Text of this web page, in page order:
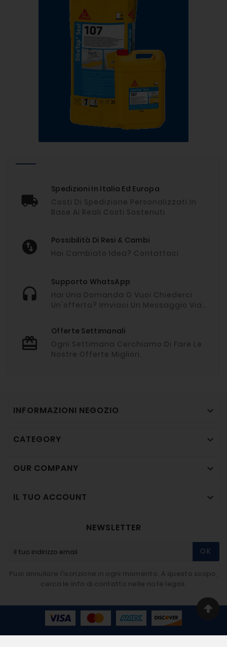
Spedizioni In Italia Ed Europa
Costi Di Spedizione Personalizzati In
Base Ai Reali Costi Sostenuti
Possibilità Di Resi & Cambi
Hai Cambiato Idea? Contattaci
Supporto WhatsApp
Hai Una Domanda O Vuoi Chiederci
Un'offerta? Imviaci Un Messaggio Via
Offerte Settimanali
Ogni Settimana Cerchiamo Di Fare Le
Nostre Offerte Migliori.
INFORMAZIONI NEGOZIO 
CATEGORY 
OUR COMPANY 
IL TUO ACCOUNT 
NEWSLETTER
OK
Puoi annullare l'iscrizione in ogni momento. A questo scopo,
cerca le info di contatto nelle note legali.